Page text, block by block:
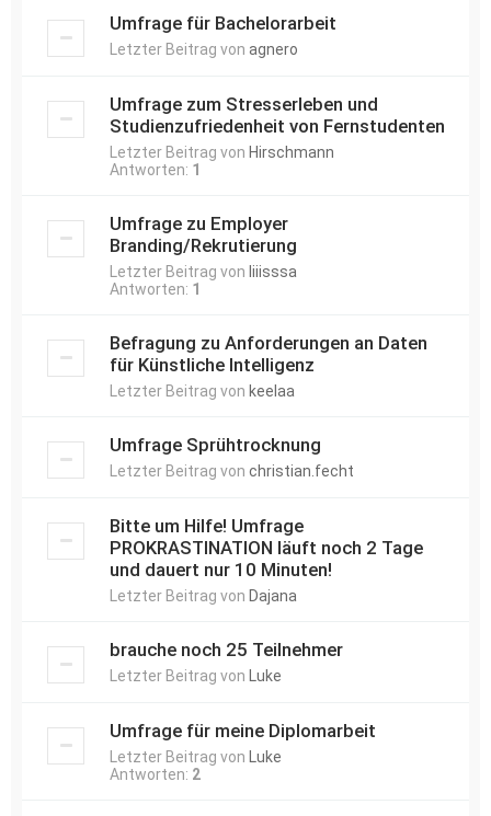
Umfrage für Bachelorarbeit
Letzter Beitrag von agnero
Umfrage zum Stresserleben und
Studienzufriedenheit von Fernstudenten
Letzter Beitrag von Hirschmann
Antworten: 1
Umfrage zu Employer
Branding/Rekrutierung
Letzter Beitrag von liiisssa
Antworten: 1
Befragung zu Anforderungen an Daten
für Künstliche Intelligenz
Letzter Beitrag von keelaa
Umfrage Sprühtrocknung
Letzter Beitrag von christian.fecht
Bitte um Hilfe! Umfrage
PROKRASTINATION läuft noch 2 Tage
und dauert nur 10 Minuten!
Letzter Beitrag von Dajana
brauche noch 25 Teilnehmer
Letzter Beitrag von Luke
Umfrage für meine Diplomarbeit
Letzter Beitrag von
Luke
Antworten: 2